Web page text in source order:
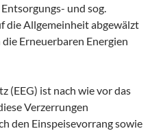
und sog.
die Allgemeinheit abgewälzt
Erneuerbaren Energien
(EEG) ist nach wie vor das
Verzerrungen
den Einspeisevorrang sowie